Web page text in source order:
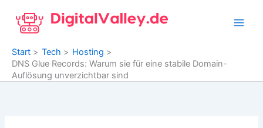
Inhalt
springen
Start
Tech
Hosting
DNS Glue Records: Warum sie für eine stabile Domain-
Auflösung unverzichtbar sind